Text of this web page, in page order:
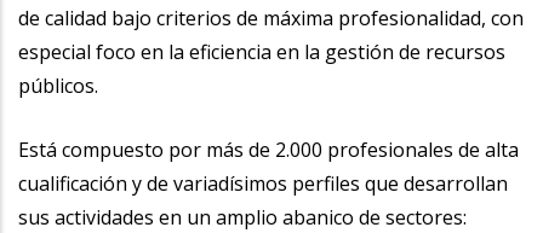
de calidad bajo criterios de máxima profesionalidad, con
especial foco en la eficiencia en la gestión de recursos
públicos.
Está compuesto por más de 2.000 profesionales de alta
cualificación y de variadísimos perfiles que desarrollan
sus actividades en un amplio abanico de sectores: